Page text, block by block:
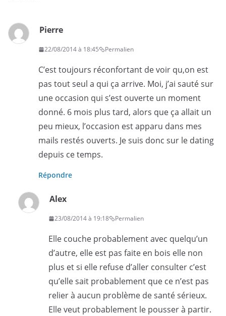
Pierre
22/08/2014 à 18:45 Permalien
C’est toujours réconfortant de voir qu,on est
pas tout seul a qui ça arrive. Moi, j’ai sauté sur
une occasion qui s’est ouverte un moment
donné. 6 mois plus tard, alors que ça allait un
peu mieux, l’occasion est apparu dans mes
mails restés ouverts. Je suis donc sur le dating
depuis ce temps.
Répondre
Alex
23/08/2014 à 19:18 Permalien
Elle couche probablement avec quelqu’un
d’autre, elle est pas faite en bois elle non
plus et si elle refuse d’aller consulter c’est
qu’elle sait probablement que ce n’est pas
relier à aucun problème de santé sérieux.
Elle veut probablement le pousser à partir.